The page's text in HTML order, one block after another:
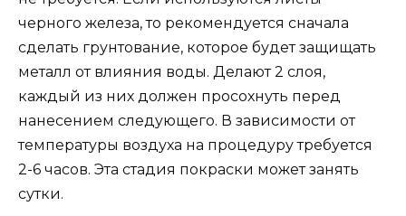
черного железа, то рекомендуется сначала
сделать грунтование, которое будет защищать
металл от влияния воды. Делают 2 слоя,
каждый из них должен просохнуть перед
нанесением следующего. В зависимости от
температуры воздуха на процедуру требуется
2-6 часов. Эта стадия покраски может занять
сутки.